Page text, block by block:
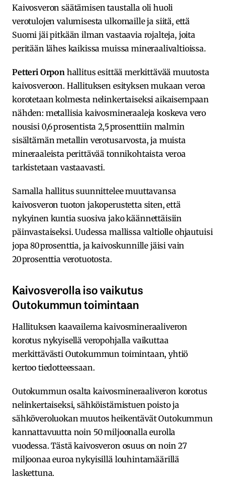
Kaivosveron säätämisen taustalla oli huoli
verotulojen valumisesta ulkomaille ja siitä, että
Suomi jäi pitkään ilman vastaavia rojalteja, joita
peritään lähes kaikissa muissa mineraalivaltioissa.
Petteri Orponhallitus esittää merkittävää muutosta
kaivosveroon. Hallituksen esityksen mukaan veroa
korotetaan kolmesta nelinkertaiseksi aikaisempaan
nähden: metallisia kaivosmineraaleja koskeva vero
nousisi 0,6 prosentista 2,5 prosenttiin malmin
sisältämän metallin verotusarvosta, ja muista
mineraaleista perittävää tonnikohtaista veroa
tarkistetaan vastaavasti.
Samalla hallitus suunnittelee muuttavansa
kaivosveron tuoton jakoperustetta siten, että
nykyinen kuntia suosiva jako käännettäisiin
päinvastaiseksi. Uudessa mallissa valtiolle ohjautuisi
jopa 80 prosenttia, ja kaivoskunnille jäisi vain
20 prosenttia verotuotosta.
Kaivosverolla iso vaikutus
Outokummun toimintaan
Hallituksen kaavailema kaivosmineraaliveron
korotus nykyisellä veropohjalla vaikuttaa
merkittävästi Outokummun toimintaan, yhtiö
kertoo tiedotteessaan.
Outokummun osalta kaivosmineraaliveron korotus
nelinkertaiseksi, sähköistämistuen poisto ja
sähköveroluokan muutos heikentävät Outokummun
kannattavuutta noin 50 miljoonalla eurolla
vuodessa. Tästä kaivosveron osuus on noin 27
miljoonaa euroa nykyisillä louhintamäärillä
laskettuna.